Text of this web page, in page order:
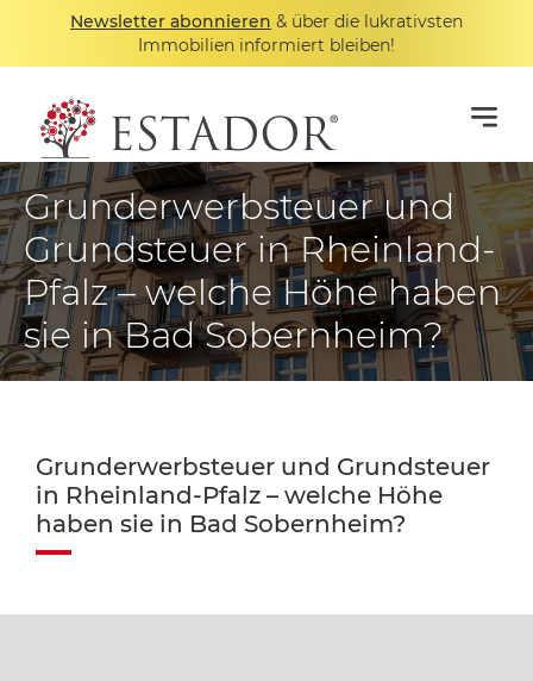
Newsletter abonnieren & über die lukrativsten
Immobilien informiert bleiben!
Grunderwerbsteuer und
Grundsteuer in Rheinland-
Pfalz – welche Höhe haben
sie in Bad Sobernheim?
Grunderwerbsteuer und Grundsteuer
in Rheinland-Pfalz – welche Höhe
haben sie in Bad Sobernheim?